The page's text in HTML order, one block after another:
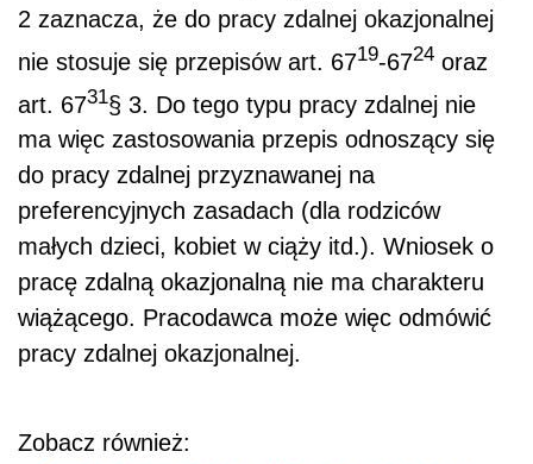
2 zaznacza, że do pracy zdalnej okazjonalnej
nie stosuje się przepisów art. 6719-6724 oraz
art. 6731§ 3. Do tego typu pracy zdalnej nie
ma więc zastosowania przepis odnoszący się
do pracy zdalnej przyznawanej na
preferencyjnych zasadach (dla rodziców
małych dzieci, kobiet w ciąży itd.). Wniosek o
pracę zdalną okazjonalną nie ma charakteru
wiążącego. Pracodawca może więc odmówić
pracy zdalnej okazjonalnej.
Zobacz również: